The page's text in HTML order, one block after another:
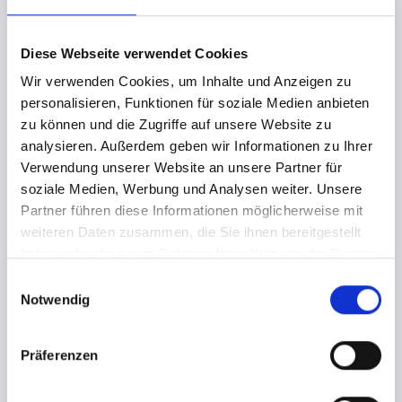
Diese Webseite verwendet Cookies
Wir verwenden Cookies, um Inhalte und Anzeigen zu
personalisieren, Funktionen für soziale Medien anbieten
zu können und die Zugriffe auf unsere Website zu
analysieren. Außerdem geben wir Informationen zu Ihrer
Verwendung unserer Website an unsere Partner für
soziale Medien, Werbung und Analysen weiter. Unsere
Partner führen diese Informationen möglicherweise mit
weiteren Daten zusammen, die Sie ihnen bereitgestellt
Notwendig
Präferenzen
Die im Ticketshop angegebenen Ticketpreise
Gebühren und zzgl. Je nach Zahlweise
unterschiedlicher Transaktionsgebühren. Der
Gesamtpreis ist ausgenommen von der Bezahlung
über Vorkasse sofort zur Zahlung fällig. Bei Zahlung
über den Zahlungsweg Vorkasse, verpflichtet sich
Ticketkäufer den Betrag binnen 2 Werktagen bei
seiner Bank anzuweisen.
Informationen zum Event
Die Ankündigungen und Informationen zu den
Zahlungsmethoden richten sich nach den
Einstellungen des jeweiligen Veranstalters. Diese
Einstellungen werden von dem Veranstalter über
einen eigenen Kundenzugang selbst vorgenommen.